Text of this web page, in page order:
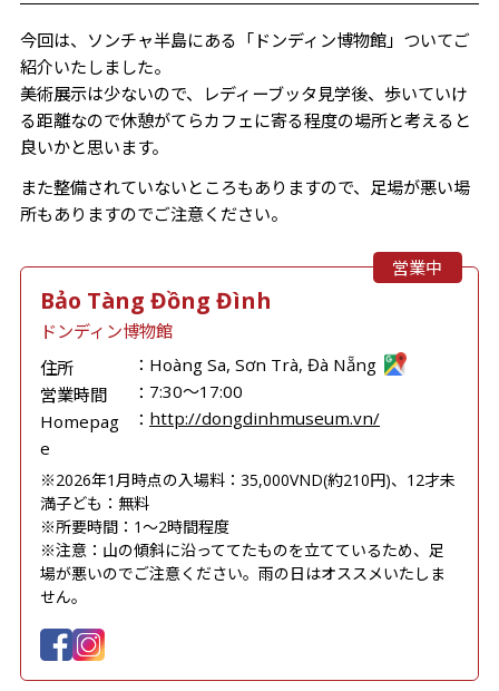
今回は、ソンチャ半島にある「ドンディン博物館」ついてご
紹介いたしました。
美術展示は少ないので、レディーブッタ見学後、歩いていけ
る距離なので休憩がてらカフェに寄る程度の場所と考えると
良いかと思います。
また整備されていないところもありますので、足場が悪い場
所もありますのでご注意ください。
営業中
Bảo Tàng Đồng Đình
ドンディン博物館
住所
Hoàng Sa, Sơn Trà, Đà Nẵng
営業時間
7:30～17:00
Homepag
e
http://dongdinhmuseum.vn/
※2026年1月時点の入場料：35,000VND(約210円)、12才未
満子ども：無料
※所要時間：1～2時間程度
※注意：山の傾斜に沿っててたものを立てているため、足
場が悪いのでご注意ください。雨の日はオススメいたしま
せん。